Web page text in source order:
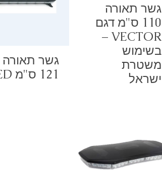
גשר תאורה
110 ס"מ דגם
VECTOR –
בשימוש
משטרת
ישראל
גשר תאורה
121 ס"מ LED